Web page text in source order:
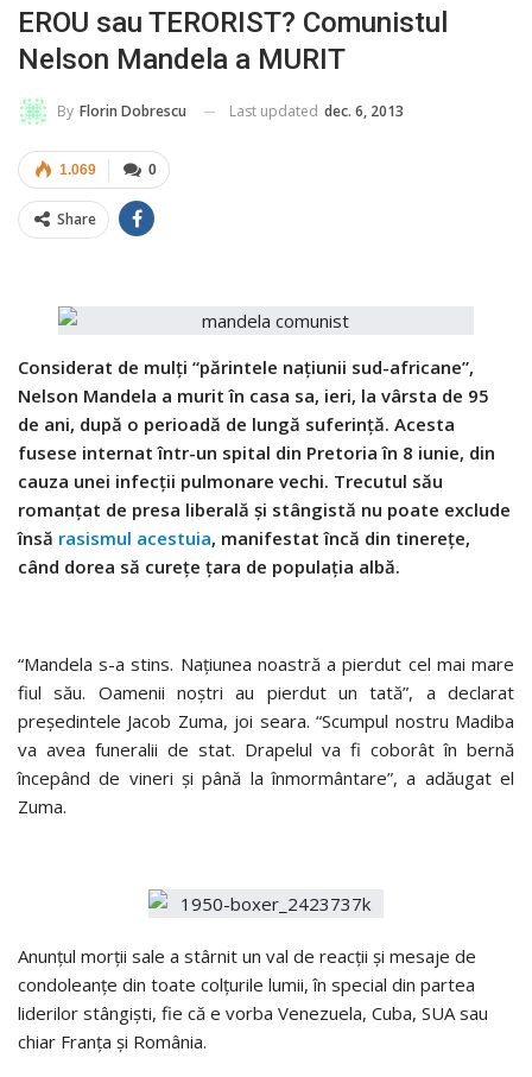
EROU sau TERORIST? Comunistul
Nelson Mandela a MURIT
By Florin Dobrescu Last updated dec. 6, 2013
0
1.069
Share
Considerat de mulţi “părintele naţiunii sud-africane”,
Nelson Mandela a murit în casa sa, ieri, la vârsta de 95
de ani, după o perioadă de lungă suferinţă. Acesta
fusese internat într-un spital din Pretoria în 8 iunie, din
cauza unei infecţii pulmonare vechi. Trecutul său
romanţat de presa liberală şi stângistă nu poate exclude
însă rasismul acestuia, manifestat încă din tinereţe,
când dorea să cureţe ţara de populaţia albă.
“Mandela s-a stins. Naţiunea noastră a pierdut cel mai mare
fiul său. Oamenii noştri au pierdut un tată”, a declarat
preşedintele Jacob Zuma, joi seara. “Scumpul nostru Madiba
va avea funeralii de stat. Drapelul va fi coborât în bernă
începând de vineri şi până la înmormântare”, a adăugat el
Zuma.
Anunţul morţii sale a stârnit un val de reacţii şi mesaje de
condoleanţe din toate colţurile lumii, în special din partea
liderilor stângişti, fie că e vorba Venezuela, Cuba, SUA sau
chiar Franţa şi România.